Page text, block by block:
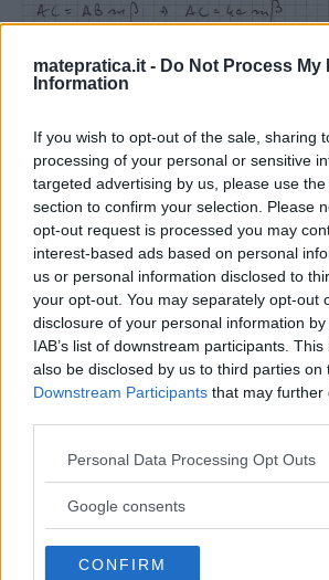
matepratica.it - Do Not Process My
Information
If you wish to opt-out of the sale, sharing
processing of your personal or sensitive
targeted advertising by us, please use
section to confirm your selection. Please
opt-out request is processed you may
interest-based ads based on personal
us or personal information disclosed to
your opt-out. You may separately opt-out
disclosure of your personal information
IAB’s list of downstream participants.
also be disclosed by us to third parties on
Downstream Participants that may further
Please note that this website/app uses
not limited to your visit or usage
use your data for below specified
consent section.
Personal Data Processing Opt Outs
Google consents
CONFIRM
Vedi anche
Trigonometria – Esercizio
Trigonometria – Esercizio
Trigonometria – Triangoli
One thought
Trigonometria –
Virginia